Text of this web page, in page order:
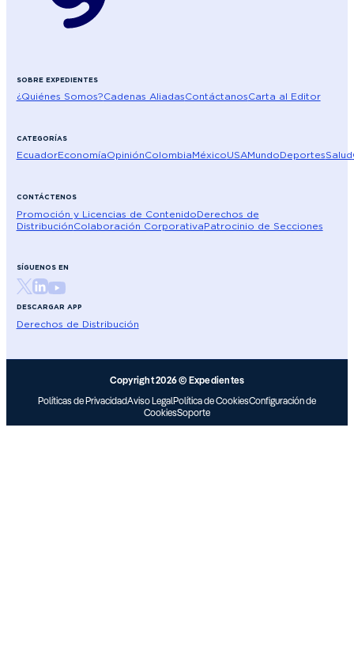
SOBRE EXPEDIENTES
¿Quiénes Somos?Cadenas AliadasContáctanosCarta al Editor
CATEGORÍAS
EcuadorEconomíaOpiniónColombiaMéxicoUSAMundoDeportesSalud
CONTÁCTENOS
Promoción y Licencias de ContenidoDerechos de
DistribuciónColaboración CorporativaPatrocinio de Secciones
SÍGUENOS EN
DESCARGAR APP
Derechos de Distribución
Copyright 2026 © Expedientes
Políticas de PrivacidadAviso LegalPolítica de CookiesConfiguración de
CookiesSoporte